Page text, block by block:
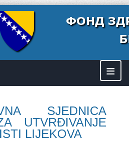
≡
SJEDNICA
UTVRĐIVANJE
LIJEKOVA